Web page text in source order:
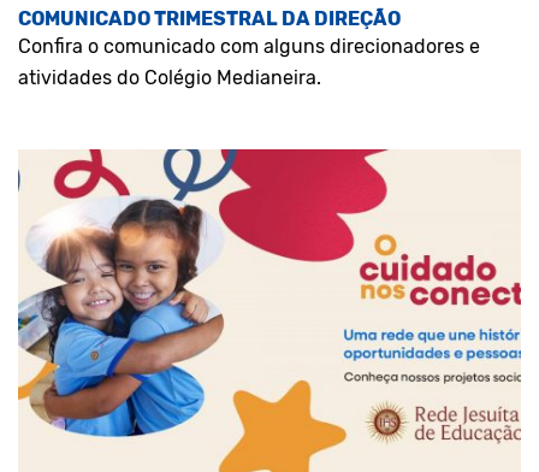
COMUNICADO TRIMESTRAL DA DIREÇÃO
Confira o comunicado com alguns direcionadores e
atividades do Colégio Medianeira.